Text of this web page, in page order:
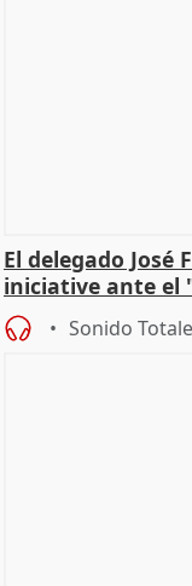
El delegado José
iniciative ante el
hogar en Madri
Sonido